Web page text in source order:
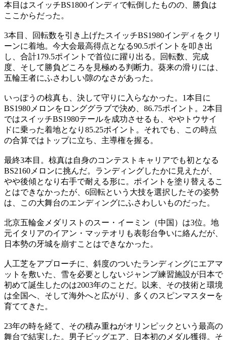
本目はスイッチBS1800インディで転倒したものの、勝負は
ここからだった。
3本目、回転数を引き上げたスイッチBS1980インディをクリ
ーンに着地。今大会最高得点となる90.5ポイントを叩き出
し、合計179.5ポイントで首位に躍り出る。回転数、完成
度、そして勝負どころを見極める判断力。葵来の滑りには、
五輪王者にふさわしい隙のなさがあった。
いっぽうの椋真も、決して守りに入らなかった。1本目に
BS1980メロンをロンググラブで決め、86.75ポイント。2本目
ではスイッチBS1980テールを成功させるも、ややトウサイ
ドに乗った着地となり85.25ポイント。それでも、この時点
の合算ではトップに立ち、主導権を握る。
最終3本目。椋真は自身のコンテストキャリアでも初となる
BS2160メロンに挑んだ。ランディングしたかに見えたが、
やや後傾となり右手で耐える形に。ポイントを塗り替えるこ
とはできなかったが、6回転という大技を選択したその姿勢
は、この大舞台のエンディングにふさわしいものだった。
北京五輪金メダリストのスー・イーミン（中国）は3位。地
元イタリアのイアン・マッテオリも表彰台争いに絡んだが、
日本勢の牙城を崩すことはできなかった。
人工芝をアプローチに、斜度のついたランディングにエアマ
ットを敷いた、雪を必要としないジャンプ練習施設が日本で
初めて誕生したのは2003年のことだ。以来、その技術と環境
は全国へ、そして海外へと広がり、多くのスピンマスターを
育ててきた。
23年の時を経て、その積み重ねがオリンピックという最高の
舞台で結実した。男子ビッグエア、日本初のメダル獲得。そ